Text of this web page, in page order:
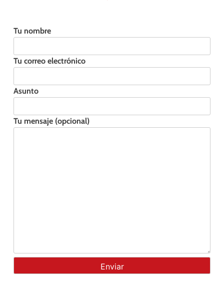
Tu nombre
Tu correo electrónico
Asunto
Tu mensaje (opcional)